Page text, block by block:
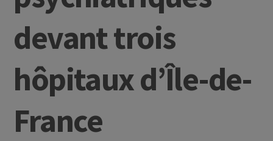
devant trois
hôpitaux d’Île-de-
France